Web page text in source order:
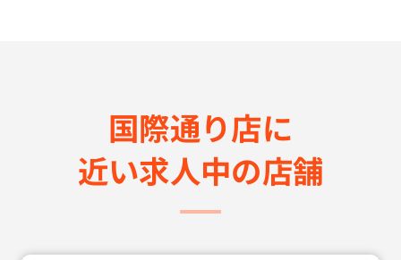
国際通り店に
近い求⼈中の店舗